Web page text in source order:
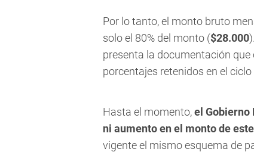
Por lo tanto, el monto bruto
solo el 80% del monto ($28.000
presenta la documentación
porcentajes retenidos en el ciclo
Hasta el momento,el Gobierno
ni aumento en el monto de
vigente el mismo esquema de